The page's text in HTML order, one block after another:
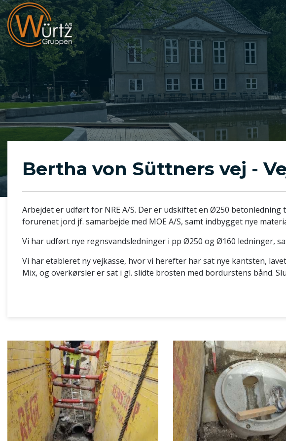
Gå
til
hovedindhold
Bertha von Süttners vej -
Arbejdet er udført for NRE A/S. Der er udskiftet en Ø250
forurenet jord jf. samarbejde med MOE A/S, samt indbygget nye
Vi har udført nye regnsvandsledninger i pp Ø250 og Ø160 ledninger,
Vi har etableret ny vejkasse, hvor vi herefter har sat nye kantsten,
Mix, og overkørsler er sat i gl. slidte brosten med bordurstens bånd.